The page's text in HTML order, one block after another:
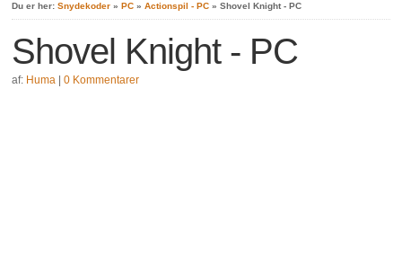
Du er her:Snydekoder »PC »Actionspil - PC »Shovel Knight - PC
Shovel Knight - PC
af: Huma |0 Kommentarer